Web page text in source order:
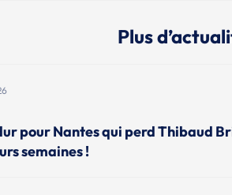
Plus
pour Nantes qui perd Thibaud
semaines !